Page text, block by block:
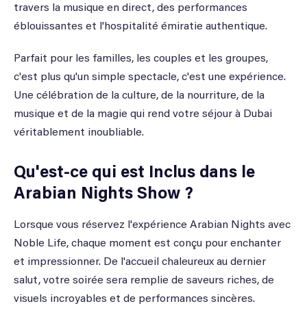
travers la musique en direct, des performances
éblouissantes et l'hospitalité émiratie authentique.
Parfait pour les familles, les couples et les groupes,
c'est plus qu'un simple spectacle, c'est une expérience.
Une célébration de la culture, de la nourriture, de la
musique et de la magie qui rend votre séjour à Dubai
véritablement inoubliable.
Qu'est-ce qui est Inclus dans le
Arabian Nights Show ?
Lorsque vous réservez l'expérience Arabian Nights avec
Noble Life, chaque moment est conçu pour enchanter
et impressionner. De l'accueil chaleureux au dernier
salut, votre soirée sera remplie de saveurs riches, de
visuels incroyables et de performances sincères.